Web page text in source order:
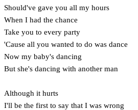
Should've gave you all my hours
When I had the chance
Take you to every party
'Cause all you wanted to do was dance
Now my baby's dancing
But she's dancing with another man
Although it hurts
I'll be the first to say that I was wrong